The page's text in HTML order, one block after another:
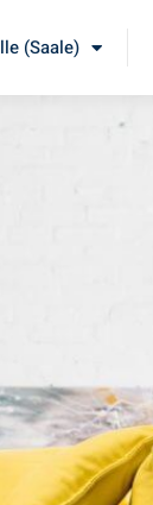
(Saale)